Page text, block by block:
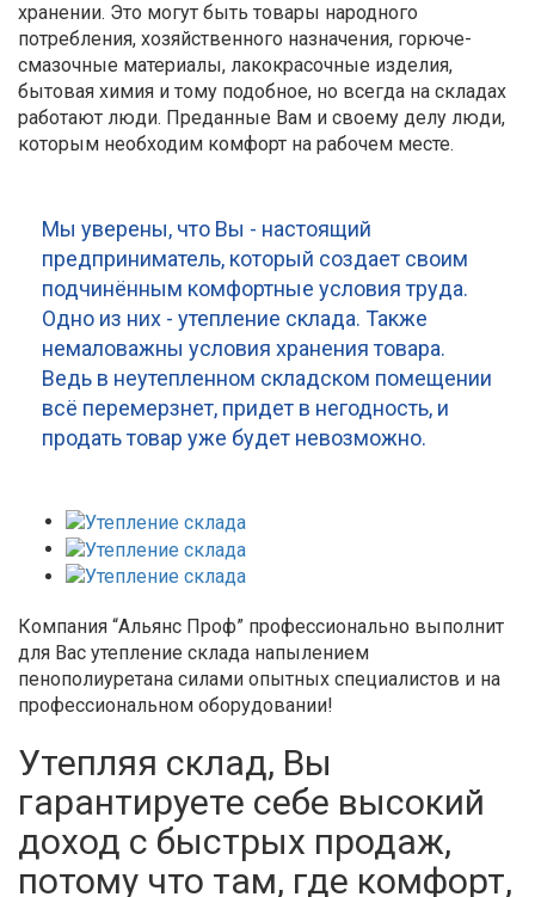
хранении. Это могут быть товары народного
потребления, хозяйственного назначения, горюче-
смазочные материалы, лакокрасочные изделия,
бытовая химия и тому подобное, но всегда на складах
работают люди. Преданные Вам и своему делу люди,
которым необходим комфорт на рабочем месте.
Мы уверены, что Вы - настоящий
предприниматель, который создает своим
подчинённым комфортные условия труда.
Одно из них - утепление склада. Также
немаловажны условия хранения товара.
Ведь в неутепленном складском помещении
всё перемерзнет, придет в негодность, и
продать товар уже будет невозможно.
Компания “Альянс Проф” профессионально выполнит
для Вас утепление склада напылением
пенополиуретана силами опытных специалистов и на
профессиональном оборудовании!
Утепляя склад, Вы
гарантируете себе высокий
доход с быстрых продаж,
потому что там, где комфорт,